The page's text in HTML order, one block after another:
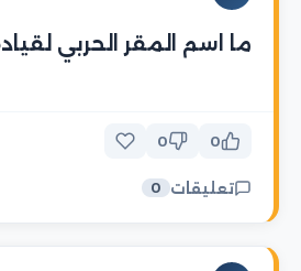
ما اسم المقر الحربي
0
0
تعليقات 0